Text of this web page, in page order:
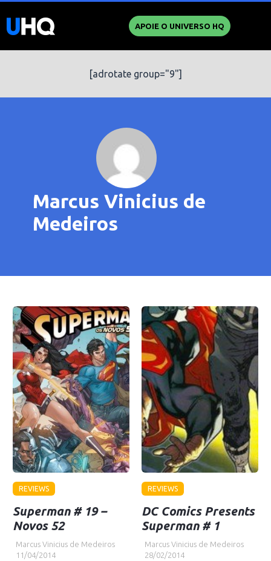
APOIE O UNIVERSO HQ
[adrotate group="9"]
Marcus Vinicius de
Medeiros
REVIEWS
Superman # 19 –
Novos 52
Marcus Vinicius de Medeiros
11/04/2014
REVIEWS
DC Comics Presents
Superman # 1
Marcus Vinicius de Medeiros
28/02/2014